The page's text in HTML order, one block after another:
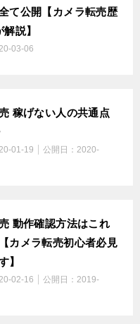
て公開【カメラ転売歴
説】
03-06
稼げない人の共通点
01-19 公開日：2020-
動作確認方法はこれ
カメラ転売初心者必見
】
02-16 公開日：2019-